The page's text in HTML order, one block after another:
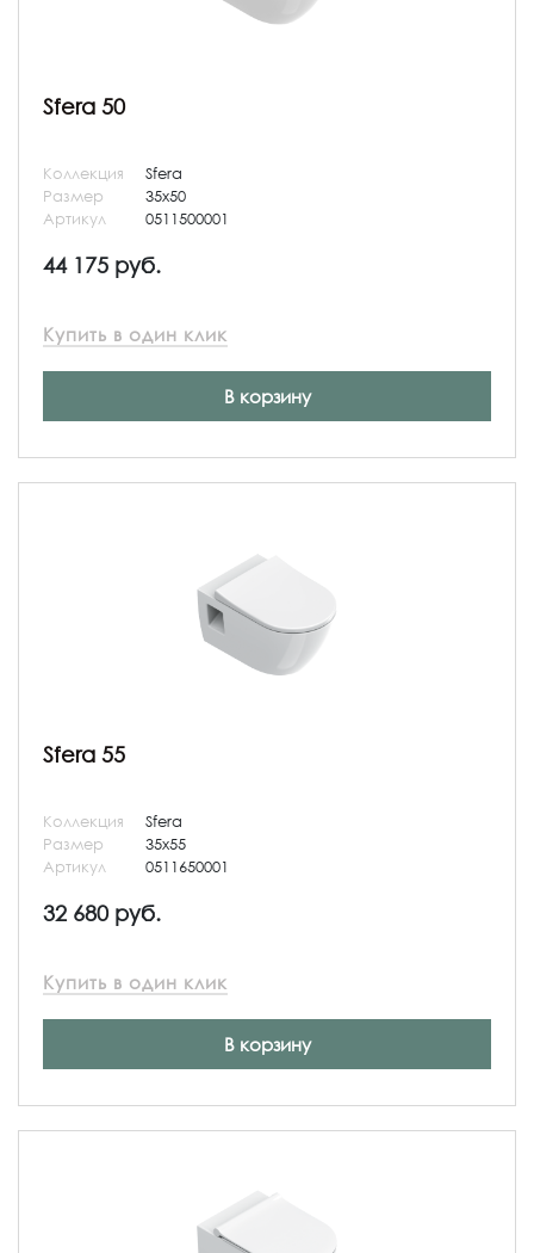
Sfera 50
Коллекция
Sfera
Размер
35x50
Артикул
0511500001
44 175 руб.
Купить в один клик
В корзину
Sfera 55
Коллекция
Sfera
Размер
35x55
Артикул
0511650001
32 680 руб.
Купить в один клик
В корзину